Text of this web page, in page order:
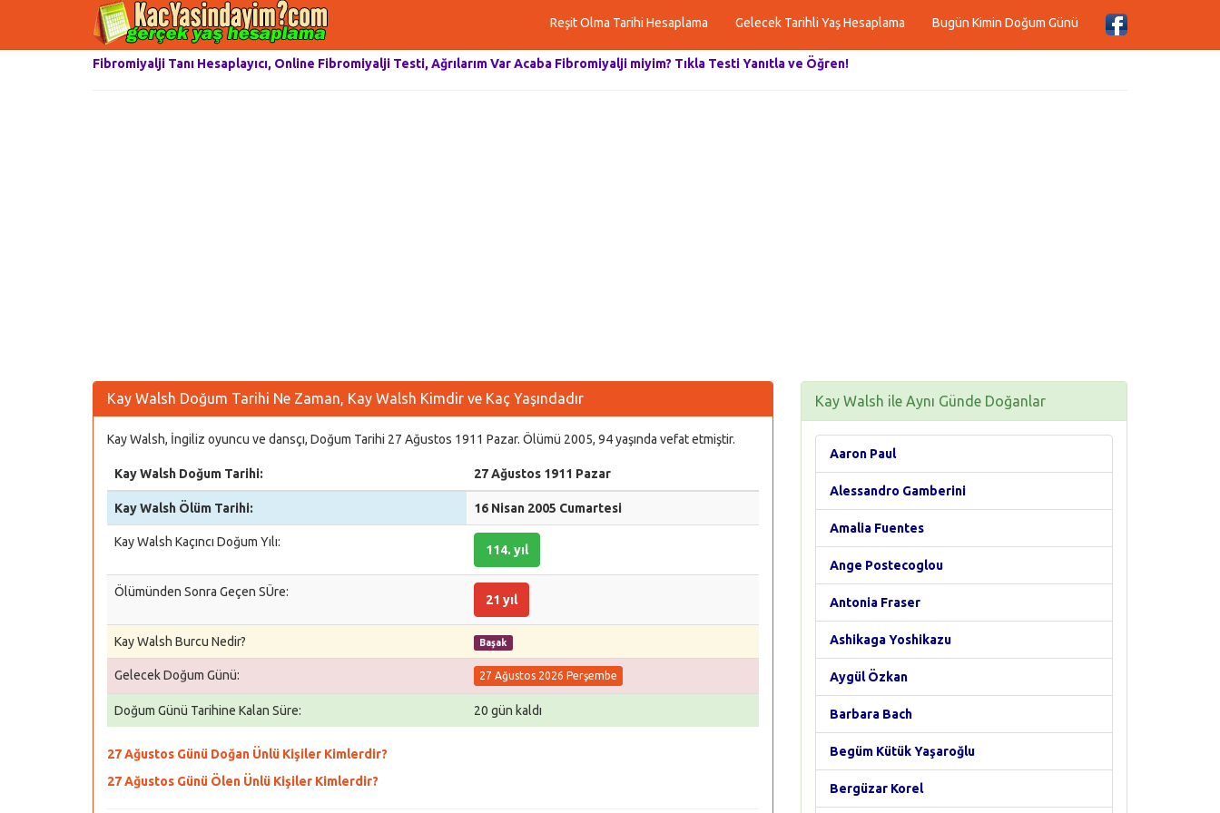
Reşit Olma Tarihi Hesaplama Gelecek Tarihli Yaş Hesaplama Bugün Kimin Doğum Günü
Fibromiyalji Tanı Hesaplayıcı, Online Fibromiyalji Testi, Ağrılarım Var Acaba Fibromiyalji miyim? Tıkla Testi Yanıtla ve Öğren!
Kay Walsh Doğum Tarihi Ne Zaman, Kay Walsh Kimdir ve Kaç Yaşındadır
Kay Walsh, İngiliz oyuncu ve dansçı, Doğum Tarihi 27 Ağustos 1911 Pazar. Ölümü 2005, 94 yaşında vefat etmiştir.
Kay Walsh Doğum Tarihi: 27 Ağustos 1911 Pazar
Kay Walsh Ölüm Tarihi: 16 Nisan 2005 Cumartesi
Kay Walsh Kaçıncı Doğum Yılı:
114. yıl
Ölümünden Sonra Geçen SÜre:
21 yıl
Kay Walsh Burcu Nedir? Başak
Gelecek Doğum Günü: 27 Ağustos 2026 Perşembe
Doğum Günü Tarihine Kalan Süre: 20 gün kaldı
27 Ağustos Günü Doğan Ünlü Kişiler Kimlerdir?
27 Ağustos Günü Ölen Ünlü Kişiler Kimlerdir?
Kay Walsh ile Aynı Günde Doğanlar
Aaron Paul
Alessandro Gamberini
Amalia Fuentes
Ange Postecoglou
Antonia Fraser
Ashikaga Yoshikazu
Aygül Özkan
Barbara Bach
Begüm Kütük Yaşaroğlu
Bergüzar Korel